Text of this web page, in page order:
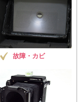
故障・カビ